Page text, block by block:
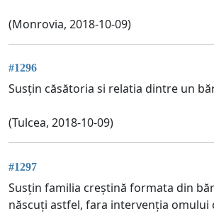
(Monrovia, 2018-10-09)
#1296
Susțin căsătoria si relatia dintre un
(Tulcea, 2018-10-09)
#1297
Susțin familia creștină formata din
născuți astfel, fara intervenția omului